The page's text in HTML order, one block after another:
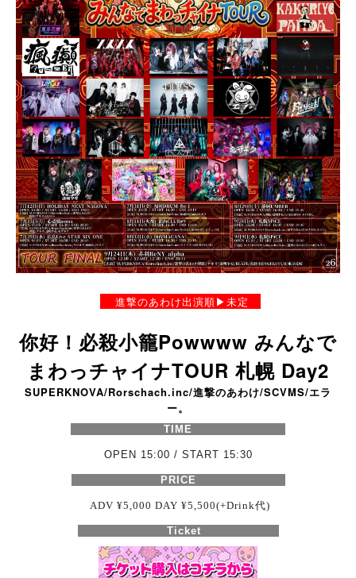
進撃のあわけ出演順▶︎未定
你好！必殺小籠Powwww みんなで
まわっチャイナTOUR 札幌 Day2
SUPERKNOVA/Rorschach.inc/進撃のあわけ/SCVMS/エラ
ー。
TIME
OPEN 15:00 / START 15:30
PRICE
ADV ¥5,000 DAY ¥5,500(+Drink代)
Ticket